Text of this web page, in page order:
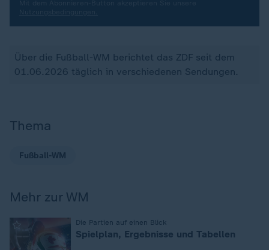
Über die Fußball-WM berichtet das ZDF seit dem
01.06.2026 täglich in verschiedenen Sendungen.
Thema
Fußball-WM
Mehr zur WM
Die Partien auf einen Blick
Spielplan, Ergebnisse und Tabellen